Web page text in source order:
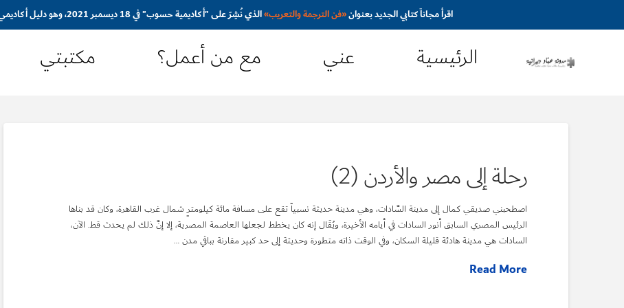
اقرأ مجاناً كتابي الجديد بعنوان«فن الترجمة والتعريب»الذي نُشِرَ على "أكاديمية حسوب" في 18 ديسمبر 2021، وهو دليل أكاديمي مُبسَّط ومُوجَّه نحو المترجم المبتدئ
الرئيسية عني مع من أعمل؟ مكتبتي
رحلة إلى مصر والأردن (2)
اصطحبني صديقي كمال إلى مدينة السَّادات، وهي مدينة حديثة نسبياً تقع على مسافة مائة كيلومترٍ شمال غرب القاهرة، وكان قد بناها
الرئيس المصري السابق أنور السادات في أيامه الأخيرة، ويُقَال إنه كان يخطط لجعلها العاصمة المصرية، إلا إنَّ ذلك لم يحدث قط. الآن،
السادات هي مدينة هادئة قليلة السكان، وفي الوقت ذاته متطورة وحديثة إلى حد كبير مقارنة بباقي مدن …
Read More